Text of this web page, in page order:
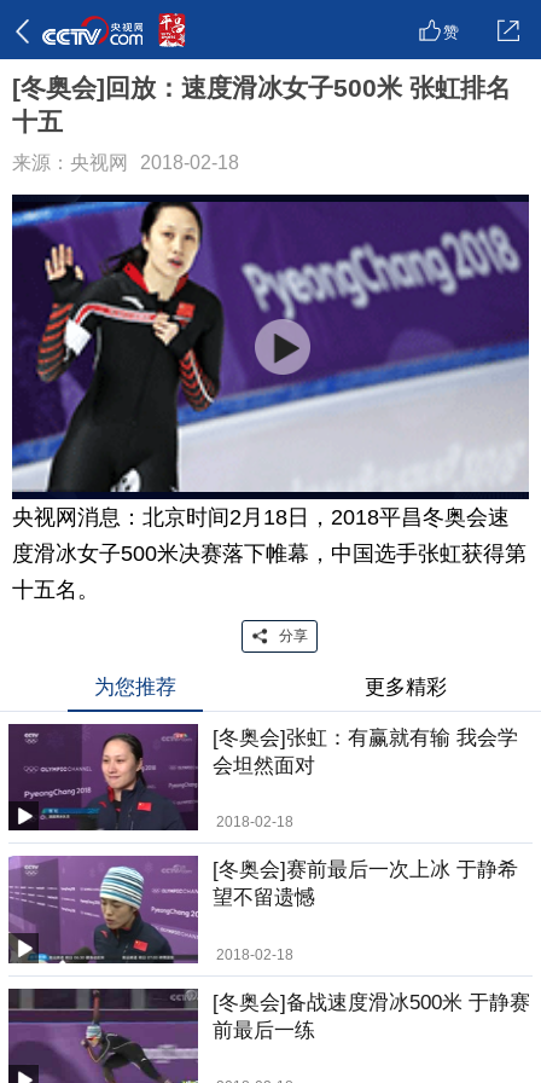
赞
[冬奥会]回放：速度滑冰女子500米 张虹排名
十五
来源：央视网 2018-02-18
央视网消息：北京时间2月18日，2018平昌冬奥会速
度滑冰女子500米决赛落下帷幕，中国选手张虹获得第
十五名。
分享
为您推荐 更多精彩
[冬奥会]张虹：有赢就有输 我会学
会坦然面对
2018-02-18
[冬奥会]赛前最后一次上冰 于静希
望不留遗憾
2018-02-18
[冬奥会]备战速度滑冰500米 于静赛
前最后一练